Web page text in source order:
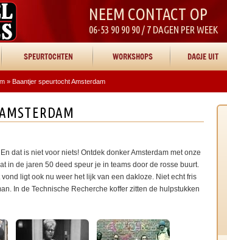
NEEM CONTACT OP
06-53 90 90 90 / 7 DAGEN PER WEEK
SPEURTOCHTEN WORKSHOPS DAGJE UIT
» Baantjer speurtocht Amsterdam
dat is niet voor niets! Ontdek donker Amsterdam met onze
in de jaren 50 deed speur je in teams door de rosse buurt.
ligt ook nu weer het lijk van een dakloze. Niet echt fris
In de Technische Recherche koffer zitten de hulpstukken